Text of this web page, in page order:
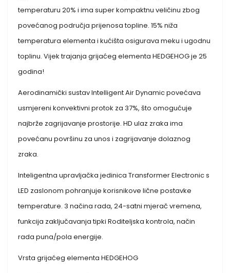
temperaturu 20% i ima super kompaktnu veličinu zbog
povećanog područja prijenosa topline. 15% niža
temperatura elementa i kućišta osigurava meku i ugodnu
toplinu. Vijek trajanja grijaćeg elementa HEDGEHOG je 25
godina!
Aerodinamički sustav Intelligent Air Dynamic povećava
usmjereni konvektivni protok za 37%, što omogućuje
najbrže zagrijavanje prostorije. HD ulaz zraka ima
povećanu površinu za unos i zagrijavanje dolaznog
zraka.
Inteligentna upravljačka jedinica Transformer Electronic s
LED zaslonom pohranjuje korisnikove lične postavke
temperature. 3 načina rada, 24-satni mjerač vremena,
funkcija zaključavanja tipki Roditeljska kontrola, način
rada puna/pola energije.
Vrsta grijaćeg elementa HEDGEHOG